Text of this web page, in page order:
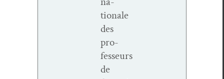
tionale
des
pro­
fesseurs
de